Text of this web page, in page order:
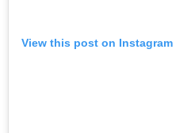
View this post on Instagram